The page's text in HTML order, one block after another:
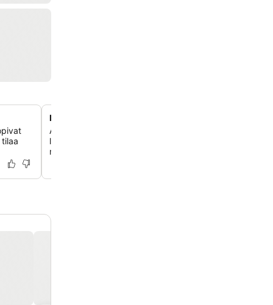
Monipuolinen aamiainen erikoisruokavalioilla
Aloita päiväsi runsaalla ja maistuvalla aamiaisbuffetilla,
laajan valikoiman vaihtoehtoja, myös gluteenittomia,
makuun.